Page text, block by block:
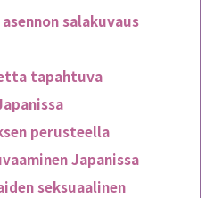
salakuvaus
tapahtuva
perusteella
Japanissa
seksuaalinen